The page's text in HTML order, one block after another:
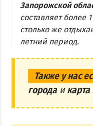
Бердянская коса
БЕРДЯНСКАЯ КОСА
Ближняя коса
Средняя коса
Дальняя коса
Запорожской
составляет более
столько же
летний период.
Также у нас
городаи